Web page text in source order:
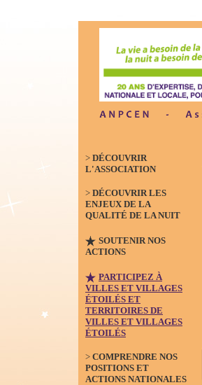
> DÉCOUVRIR
L'ASSOCIATION
> DÉCOUVRIR LES
ENJEUX DE LA
QUALITÉ DE LA NUIT
SOUTENIR NOS
ACTIONS
PARTICIPEZ À
VILLES ET VILLAGES
ÉTOILÉS ET
TERRITOIRES DE
VILLES ET VILLAGES
ÉTOILÉS
> COMPRENDRE NOS
POSITIONS ET
ACTIONS NATIONALES